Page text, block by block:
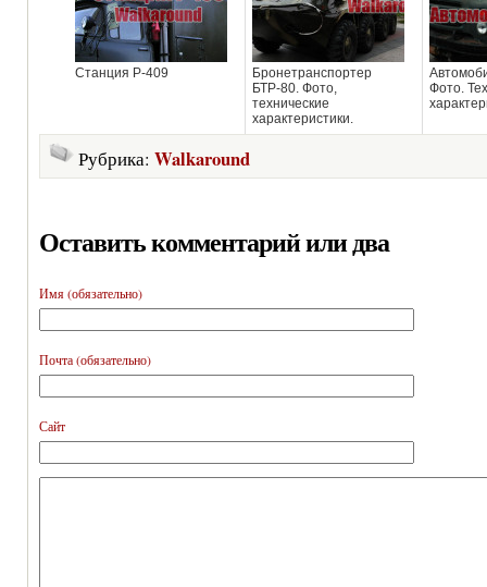
Станция Р-409
Бронетранспортер
БТР-80. Фото,
технические
характеристики.
Фото.
Рубрика: Walkaround
Оставить комментарий или два
Имя (обязательно)
Почта (обязательно)
Сайт